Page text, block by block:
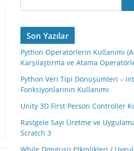
Son Yazılar
Python Operatörlerin Kullanımı
Karşılaştırma ve Atama
Python Veri Tipi Dönüşümleri –
Fonksiyonlarının Kullanımı
Unity 3D First Person Controller
Rastgele Sayı Üretme ve
Scratch 3